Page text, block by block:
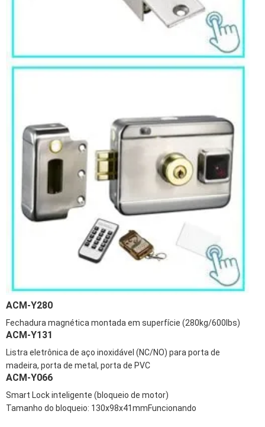
ACM-Y280
Fechadura magnética montada em superfície (280kg/600lbs)
ACM-Y131
Listra eletrônica de aço inoxidável (NC/NO) para porta de
madeira, porta de metal, porta de PVC
ACM-Y066
Smart Lock inteligente (bloqueio de motor)
Tamanho do bloqueio: 130x98x41mmFuncionando